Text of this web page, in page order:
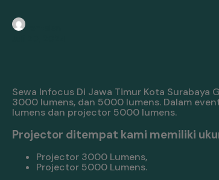
Sewa Infocus Di Jawa Timur Kota Surabaya
3000 lumens, dan 5000 lumens. Dalam
lumens dan projector 5000 lumens.
Projector ditempat kami memiliki
Projector 3000 Lumens,
Projector 5000 Lumens.